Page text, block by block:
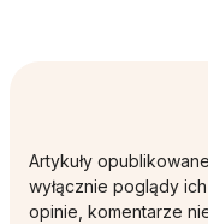
Artykuły
wyłącznie poglądy
opinie, komentarze